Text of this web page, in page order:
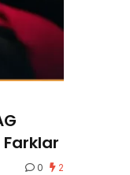
0 2